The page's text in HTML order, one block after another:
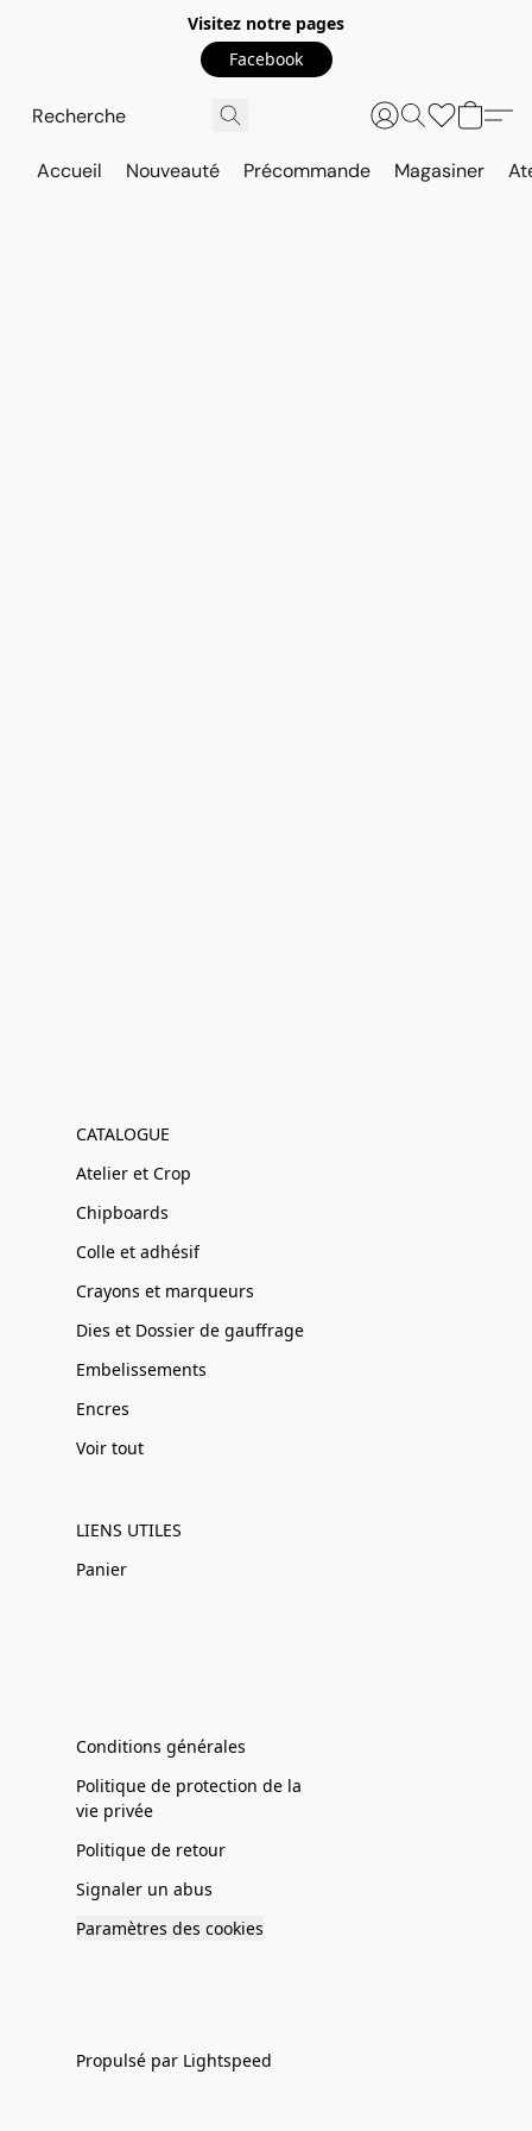
Visitez notre pages
Facebook
Accueil Nouveauté Précommande Magasiner
CATALOGUE
Atelier et Crop
Chipboards
Colle et adhésif
Crayons et marqueurs
Dies et Dossier de gauffrage
Embelissements
Encres
Voir tout
LIENS UTILES
Panier
Conditions générales
Politique de protection de la
vie privée
Politique de retour
Signaler un abus
Paramètres des cookies
Propulsé par Lightspeed